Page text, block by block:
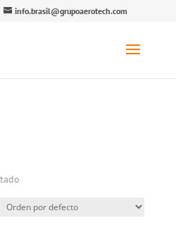
info.brasil@grupoaerotech.com